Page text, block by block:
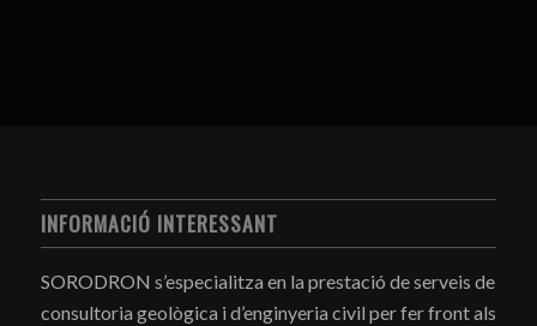
INFORMACIÓ INTERESSANT
SORODRON s’especialitza en la prestació de serveis de
consultoria geològica i d’enginyeria civil per fer front als